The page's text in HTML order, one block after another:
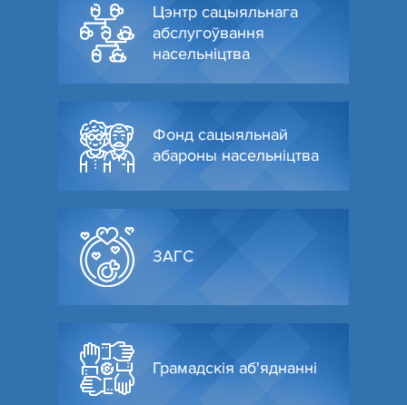
Цэнтр сацыяльнага
абслугоўвання
насельніцтва
Фонд сацыяльнай
абароны насельніцтва
ЗАГС
Грамадскія аб'яднанні